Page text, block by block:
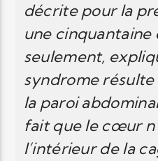
décrite pour la
une cinquantaine
seulement,
syndrome résulte
la paroi
fait que le cœur
l’intérieur de la